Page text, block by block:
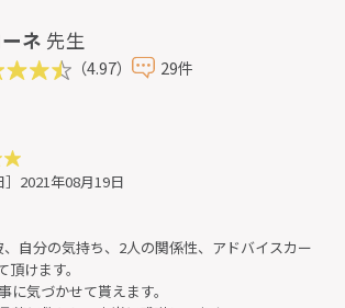
ネ 先生
（4.97） 29件
］2021年08月19日
自分の気持ち、2人の関係性、アドバイスカー
けます。
に気づかせて貰えます。